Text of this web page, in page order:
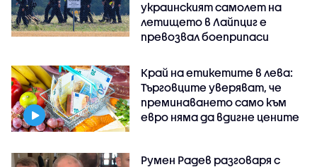
украинският самолет на
летището в Лайпциг е
превозвал боеприпаси
Край на етикетите в лева:
Търговците уверяват, че
преминаването само към
евро няма да вдигне цените
Румен Радев разговаря с